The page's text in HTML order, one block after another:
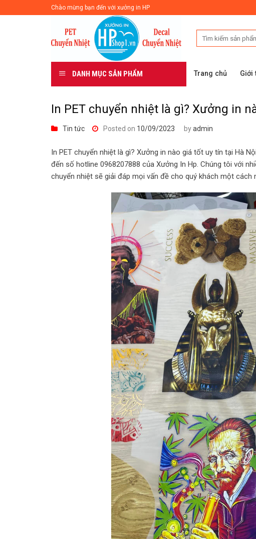
to
Chào mừng bạn đến với xưởng in HP
DANH MỤC SẢN PHẨM Trang chủ Giới
In PET chuyển nhiệt là gì? Xưởng in
Tin tức Posted on 10/09/2023 byadmin
In PET chuyển nhiệt là gì? Xưởng in nào giá tốt uy tín tại Hà
đến số hotline 0968207888 của Xưởng In Hp. Chúng tôi với
chuyển nhiệt sẽ giải đáp mọi vấn đề cho quý khách một cách